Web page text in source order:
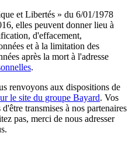
et Libertés » du 6/01/1978
elles peuvent donner lieu à
d'effacement,
et à la limitation des
après la mort à l'adresse
.
renvoyons aux dispositions de
le site du groupe Bayard. Vos
transmises à nos partenaires
pas, merci de nous adresser